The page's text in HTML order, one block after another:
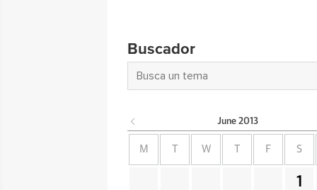
Buscador
June 2013
M W F S
1